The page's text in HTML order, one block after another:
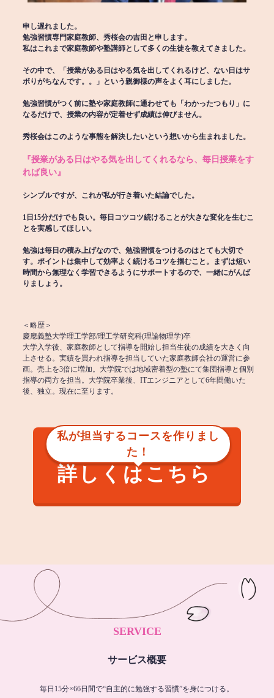
申し遅れました。
勉強習慣専門家庭教師、秀桜会の吉田と申します。
私はこれまで家庭教師や塾講師として多くの生徒を教えてきました。
その中で、「授業がある日はやる気を出してくれるけど、ない日はサ
ボりがちなんです。。」という親御様の声をよく耳にしました。
勉強習慣がつく前に塾や家庭教師に通わせても「わかったつもり」に
なるだけで、授業の内容が定着せず成績は伸びません。
秀桜会はこのような事態を解決したいという想いから生まれました。
『授業がある日はやる気を出してくれるなら、毎日授業をす
れば良い』
シンプルですが、これが私が行き着いた結論でした。
1日15分だけでも良い。毎日コツコツ続けることが大きな変化を生むこ
とを実感してほしい。
勉強は毎日の積み上げなので、勉強習慣をつけるのはとても大切で
す。ポイントは集中して効率よく続けるコツを掴むこと。まずは短い
時間から無理なく学習できるようにサポートするので、一緒にがんば
りましょう。
＜略歴＞
慶應義塾大学理工学部/理工学研究科(理論物理学)卒
大学入学後、家庭教師として指導を開始し担当生徒の成績を大きく向
上させる。実績を買われ指導を担当していた家庭教師会社の運営に参
画。売上を3倍に増加。大学院では地域密着型の塾にて集団指導と個別
指導の両方を担当。大学院卒業後、ITエンジニアとして6年間働いた
後、独立。現在に至ります。
私が担当するコースを作りまし
た！
詳しくはこちら
SERVICE
サービス概要
毎日15分×66日間で“自主的に勉強する習慣”を身につける。